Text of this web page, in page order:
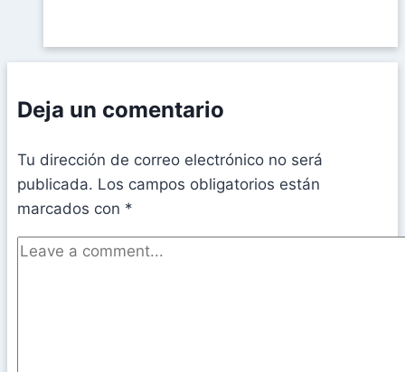
Deja un comentario
Tu dirección de correo electrónico no será
publicada. Los campos obligatorios están
marcados con *